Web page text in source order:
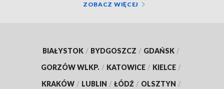
ZOBACZ WIĘCEJ
BIAŁYSTOK / BYDGOSZCZ / GDAŃSK /
GORZÓW WLKP. / KATOWICE / KIELCE /
KRAKÓW / LUBLIN / ŁÓDŹ / OLSZTYN /